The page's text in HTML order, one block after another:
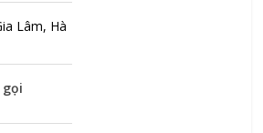
Lâm, Hà